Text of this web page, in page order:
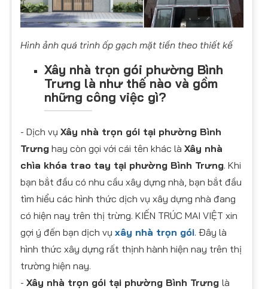
Hình ảnh quá trình ốp gạch mặt tiền theo thiết kế
Xây nhà trọn gói phường Bình
Trưng là như thế nào và gồm
những công việc gì?
- Dịch vụ Xây nhà trọn gói tại phường Bình
Trưng hay còn gọi với cái tên khác là Xây nhà
chìa khóa trao tay tại phường Bình Trưng. Khi
bạn bắt đầu có nhu cầu xây dựng nhà, bạn bắt đầu
tìm hiểu các hình thức dịch vụ xây dựng nhà đang
có hiện nay trên thị trừng. KIẾN TRÚC MAI VIỆT xin
gợi ý đến bạn dịch vụ xây nhà trọn gói. Đây là
hình thức xây dựng rất thịnh hành hiện nay trên thị
trường hiện nay.
- Xây nhà trọn gói tại phường Bình Trưng là